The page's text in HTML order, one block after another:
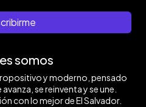
somos
y moderno, pensado
se reinventa y se une.
con lo mejor de El Salvador.